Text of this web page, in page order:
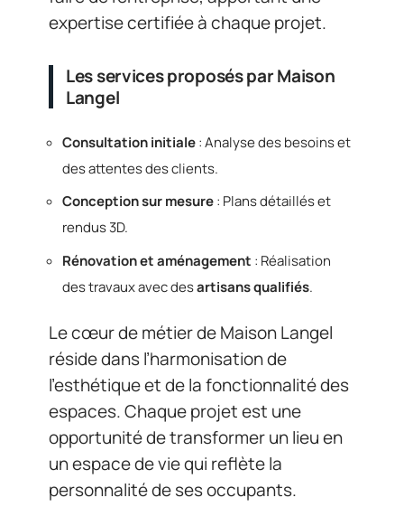
expertise certifiée à chaque projet.
Les services proposés par Maison
Langel
Consultation initiale: Analyse des besoins et
des attentes des clients.
Conception sur mesure: Plans détaillés et
rendus 3D.
Rénovation et aménagement : Réalisation
des travaux avec desartisans qualifiés.
Le cœur de métier de Maison Langel
réside dans l’harmonisation de
l’esthétique et de la fonctionnalité des
espaces. Chaque projet est une
opportunité de transformer un lieu en
un espace de vie qui reflète la
personnalité de ses occupants.